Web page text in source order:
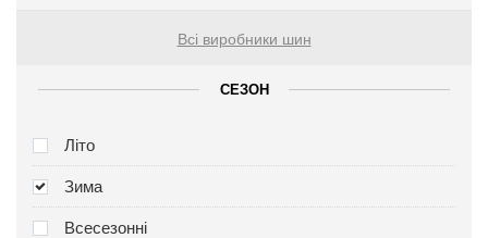
Всі виробники шин
СЕЗОН
Літо
Зима
Всесезонні